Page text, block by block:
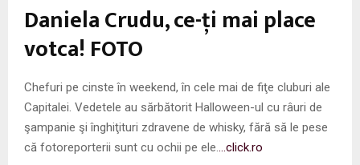
Daniela Crudu, ce-ţi mai place
votca! FOTO
Chefuri pe cinste în weekend, în cele mai de fiţe cluburi ale
Capitalei. Vedetele au sărbătorit Halloween-ul cu râuri de
şampanie şi înghiţituri zdravene de whisky, fără să le pese
că fotoreporterii sunt cu ochii pe ele.
…click.ro